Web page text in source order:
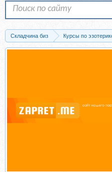
Складчина биз Курсы по
Скачать [КТЦ Бурхан] Духовность.